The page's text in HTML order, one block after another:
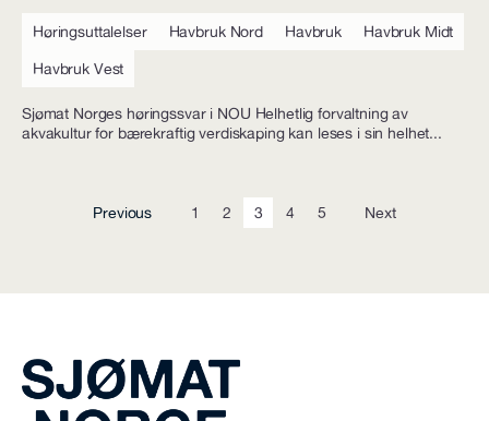
Høringsuttalelser Havbruk Nord Havbruk Havbruk Midt
Havbruk Vest
Sjømat Norges høringssvar i NOU Helhetlig forvaltning av
akvakultur for bærekraftig verdiskaping kan leses i sin helhet...
Previous 1 2 3 4 5 Next